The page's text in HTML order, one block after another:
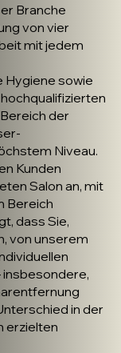
Branche
von vier
mit jedem
Hygiene sowie
der
Niveau.
Kunden
Salon an, mit
Bereich
dass Sie,
von unserem
insbesondere,
in der
erzielten